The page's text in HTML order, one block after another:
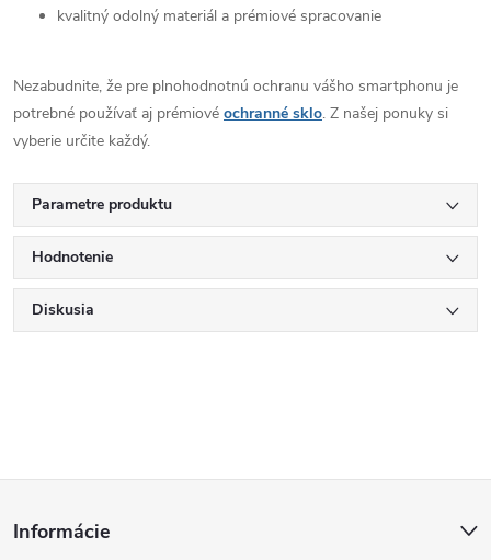
kvalitný odolný materiál a prémiové spracovanie
Nezabudnite, že pre plnohodnotnú ochranu vášho smartphonu je
potrebné používať aj prémiové ochranné sklo. Z našej ponuky si
vyberie určite každý.
Parametre produktu
Hodnotenie
Diskusia
Informácie